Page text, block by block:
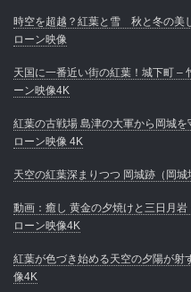
時空を超越？紅葉と雪 秋と冬の美
ローン映像
天国に一番近い街の紅葉！城下町 –
ーン映像4K
紅葉の古戦場 島津の大軍から岡城
ローン映像 4K
天空の紅葉深まりつつ 岡城跡（岡
動画：癒し 黄金の夕焼けと三日月
ローン映像4K
紅葉が色づき始める天空の夕陽が射
像4K